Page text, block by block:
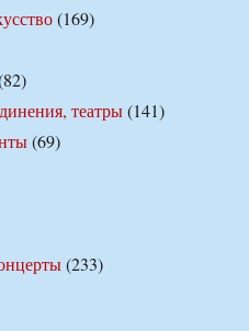
(169)
театры(141)
(69)
(233)